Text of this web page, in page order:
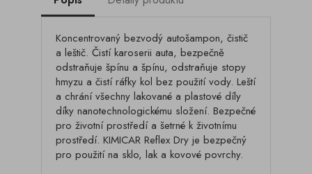
Koncentrovaný bezvodý autošampon, čistič
a leštič. Čistí karoserii auta, bezpečně
odstraňuje špínu a špínu, odstraňuje stopy
hmyzu a čistí ráfky kol bez použití vody. Leští
a chrání všechny lakované a plastové díly
díky nanotechnologickému složení. Bezpečné
pro životní prostředí a šetrné k životnímu
prostředí. KIMICAR Reflex Dry je bezpečný
pro použití na sklo, lak a kovové povrchy.